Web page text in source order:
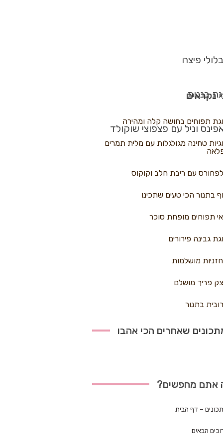
פיצה
בננות
וניל עם פצפוצי שוקולד
נקראים
תפוחים בחושה קלה ומהירה
טחינה מגולגלות עם מלית תמרים
עם ריבת חלב וקוקוס
בתנור הכי טעים שתכינו
תפוחים מופחת סוכר
גבינה פירורים
מושלמות
פריך מושלם
בתנור
שאחרים הכי אהבו
אתם מחפשים?
– דף הבית
הבאים